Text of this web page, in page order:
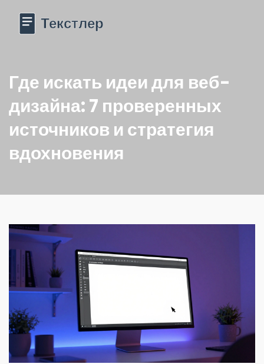
Где искать идеи для веб-
дизайна: 7 проверенных
источников и стратегия
вдохновения